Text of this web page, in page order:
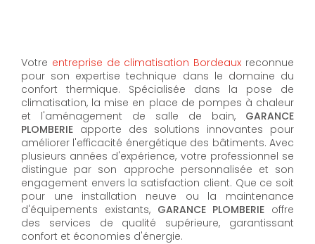
Votre entreprise de climatisation Bordeaux reconnue
pour son expertise technique dans le domaine du
confort thermique. Spécialisée dans la pose de
climatisation, la mise en place de pompes à chaleur
et l'aménagement de salle de bain, GARANCE
PLOMBERIE apporte des solutions innovantes pour
améliorer l'efficacité énergétique des bâtiments. Avec
plusieurs années d'expérience, votre professionnel se
distingue par son approche personnalisée et son
engagement envers la satisfaction client. Que ce soit
pour une installation neuve ou la maintenance
d'équipements existants, GARANCE PLOMBERIE offre
des services de qualité supérieure, garantissant
confort et économies d'énergie.